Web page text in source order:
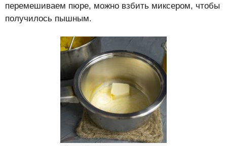
перемешиваем пюре, можно взбить миксером, чтобы
получилось пышным.